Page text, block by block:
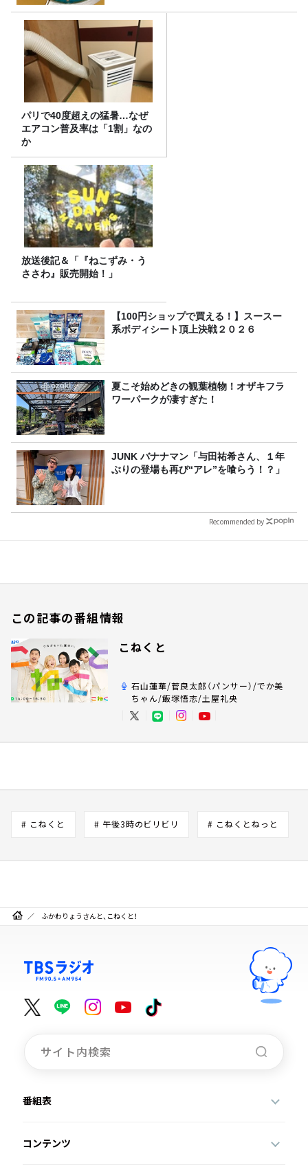
パリで40度超えの猛暑…なぜ
エアコン普及率は「1割」なの
か
放送後記＆「『ねこずみ・う
ささわ』販売開始！」
【100円ショップで買える！】スースー
系ボディシート頂上決戦２０２６
夏こそ始めどきの観葉植物！オザキフラ
ワーパークが凄すぎた！
JUNK バナナマン「与田祐希さん、１年
ぶりの登場も再び“アレ”を喰らう！？」
Recommended by
この記事の番組情報
こねくと
石山蓮華/菅良太郎（パンサー）/でか美
ちゃん/飯塚悟志/土屋礼央
# こねくと # 午後3時のビリビリ # こねくとねっと
ふかわりょうさんと、こねくと！
番組表
コンテンツ